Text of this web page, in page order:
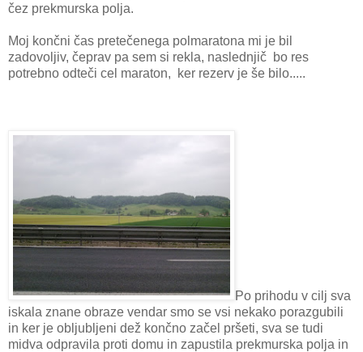
čez prekmurska polja.
Moj končni čas pretečenega polmaratona mi je bil
zadovoljiv, čeprav pa sem si rekla, naslednjič bo res
potrebno odteči cel maraton, ker rezerv je še bilo.....
Po prihodu v cilj sva
iskala znane obraze vendar smo se vsi nekako porazgubili
in ker je obljubljeni dež končno začel pršeti, sva se tudi
midva odpravila proti domu in zapustila prekmurska polja in